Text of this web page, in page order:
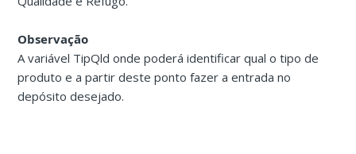
Observação
A variável TipQld onde poderá identificar qual o tipo de
produto e a partir deste ponto fazer a entrada no
depósito desejado.